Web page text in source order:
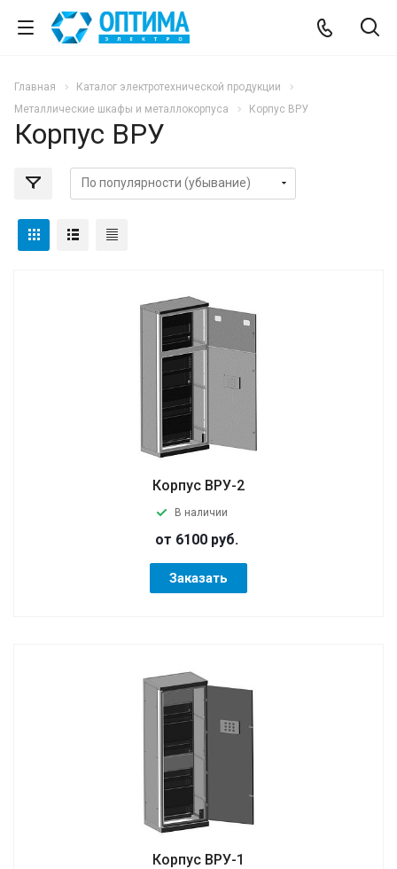
Главная
Каталог электротехнической продукции
Металлические шкафы и металлокорпуса
Корпус ВРУ
Корпус ВРУ
Корпус ВРУ-2
В наличии
от 6100 руб.
Заказать
Корпус ВРУ-1